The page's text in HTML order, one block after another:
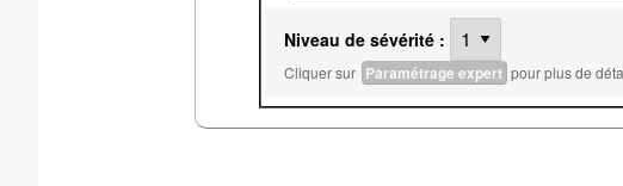
Niveau de sévérité :
Cliquer sur Paramétrage expert pour plus de